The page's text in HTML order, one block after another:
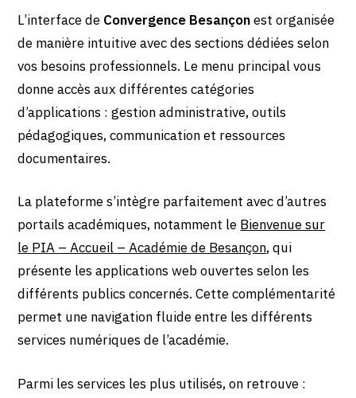
L’interface de Convergence Besançonest organisée
de manière intuitive avec des sections dédiées selon
vos besoins professionnels. Le menu principal vous
donne accès aux différentes catégories
d’applications : gestion administrative, outils
pédagogiques, communication et ressources
documentaires.
La plateforme s’intègre parfaitement avec d’autres
portails académiques, notamment le Bienvenue sur
le PIA – Accueil – Académie de Besançon, qui
présente les applications web ouvertes selon les
différents publics concernés. Cette complémentarité
permet une navigation fluide entre les différents
services numériques de l’académie.
Parmi les services les plus utilisés, on retrouve :